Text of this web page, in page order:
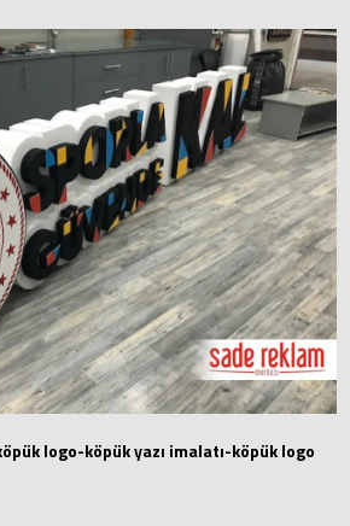
logo-köpük yazı imalatı-köpük logo